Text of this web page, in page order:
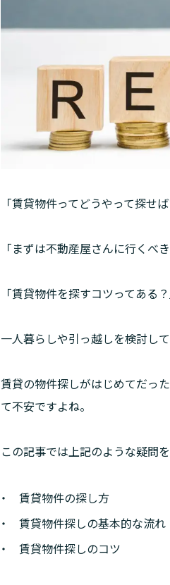
「賃貸物件ってどうやって探せば
「まずは不動産屋さんに行くべき
「賃貸物件を探すコツってある？
一人暮らしや引っ越しを検討し
賃貸の物件探しがはじめてだっ
て不安ですよね。
この記事では上記のような疑問を
賃貸物件の探し方
賃貸物件探しの基本的な流れ
賃貸物件探しのコツ